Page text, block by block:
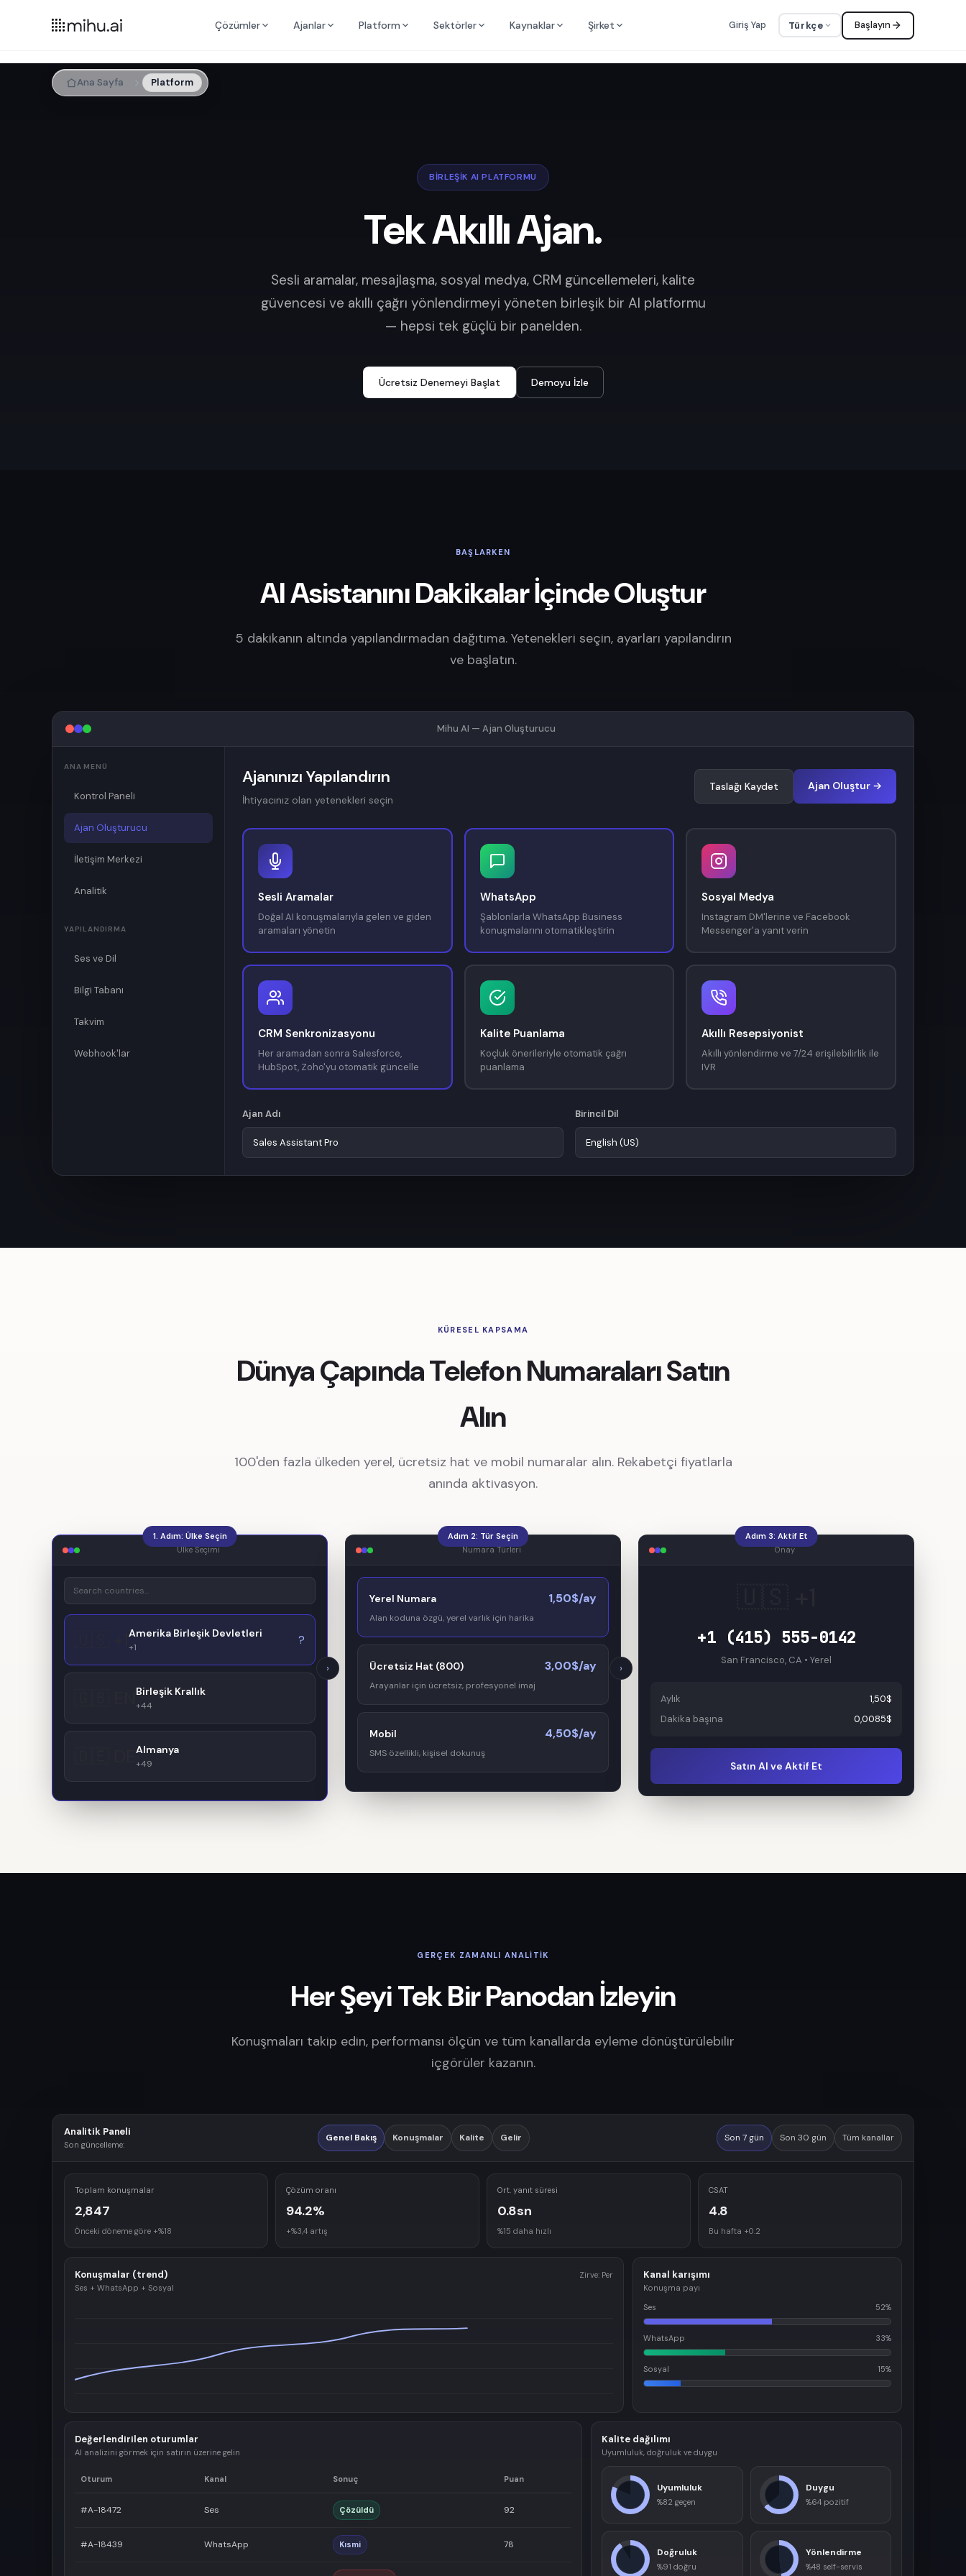
Çözümler Ajanlar Platform Sektörler Kaynaklar Şirket Giriş Yap Türkçe Başlayın
Ana Sayfa Platform
BİRLEŞİK AI PLATFORMU
Tek Akıllı Ajan.
Sesli aramalar, mesajlaşma, sosyal medya, CRM güncellemeleri, kalite
güvencesi ve akıllı çağrı yönlendirmeyi yöneten birleşik bir AI platformu
— hepsi tek güçlü bir panelden.
Ücretsiz Denemeyi Başlat Demoyu İzle
BAŞLARKEN
AI Asistanını Dakikalar İçinde Oluştur
5 dakikanın altında yapılandırmadan dağıtıma. Yetenekleri seçin, ayarları yapılandırın
ve başlatın.
Mihu AI — Ajan Oluşturucu
ANA MENÜ
Kontrol Paneli
Ajan Oluşturucu
İletişim Merkezi
Analitik
YAPILANDIRMA
Ses ve Dil
Bilgi Tabanı
Takvim
Webhook'lar
Ajanınızı Yapılandırın
İhtiyacınız olan yetenekleri seçin
Taslağı Kaydet Ajan Oluştur →
Sesli Aramalar
Doğal AI konuşmalarıyla gelen ve giden
aramaları yönetin
WhatsApp
Şablonlarla WhatsApp Business
konuşmalarını otomatikleştirin
Sosyal Medya
Instagram DM'lerine ve Facebook
Messenger'a yanıt verin
CRM Senkronizasyonu
Her aramadan sonra Salesforce,
HubSpot, Zoho'yu otomatik güncelle
Kalite Puanlama
Koçluk önerileriyle otomatik çağrı
puanlama
Akıllı Resepsiyonist
Akıllı yönlendirme ve 7/24 erişilebilirlik ile
IVR
Ajan Adı Birincil Dil
KÜRESEL KAPSAMA
Dünya Çapında Telefon Numaraları Satın
Alın
100'den fazla ülkeden yerel, ücretsiz hat ve mobil numaralar alın. Rekabetçi fiyatlarla
anında aktivasyon.
1. Adım: Ülke Seçin
Ülke Seçimi
Amerika Birleşik Devletleri
+1 ?
Birleşik Krallık
+44
Almanya
+49
›
Adım 2: Tür Seçin
Numara Türleri
Yerel Numara 1,50$/ay
Alan koduna özgü, yerel varlık için harika
Ücretsiz Hat (800) 3,00$/ay
Arayanlar için ücretsiz, profesyonel imaj
Mobil 4,50$/ay
SMS özellikli, kişisel dokunuş
›
Adım 3: Aktif Et
Onay
+1 (415) 555-0142
San Francisco, CA • Yerel
Aylık
1,50$
Dakika başına
0,0085$
Satın Al ve Aktif Et
GERÇEK ZAMANLI ANALITIK
Her Şeyi Tek Bir Panodan İzleyin
Konuşmaları takip edin, performansı ölçün ve tüm kanallarda eyleme dönüştürülebilir
içgörüler kazanın.
Analitik Paneli
Son güncelleme:
Genel Bakış Konuşmalar Kalite Gelir Son 7 gün Son 30 gün Tüm kanallar
Toplam konuşmalar
2,847
Önceki döneme göre +%18
Çözüm oranı
94.2%
+%3,4 artış
Ort. yanıt süresi
0.8sn
%15 daha hızlı
CSAT
4.8
Bu hafta +0.2
Konuşmalar (trend)
Ses + WhatsApp + Sosyal
Zirve: Per Kanal karışımı
Konuşma payı
Ses
52%
WhatsApp 33%
Sosyal 15%
Değerlendirilen oturumlar
AI analizini görmek için satırın üzerine gelin
Oturum Kanal Sonuç Puan
#A-18472 Ses Çözüldü 92
#A-18439 WhatsApp Kısmi 78
Kalite dağılımı
Uyumluluk, doğruluk ve duygu
Uyumluluk
%82 geçen
Duygu
%64 pozitif
Doğruluk
%91 doğru
Yönlendirme
%48 self-servis